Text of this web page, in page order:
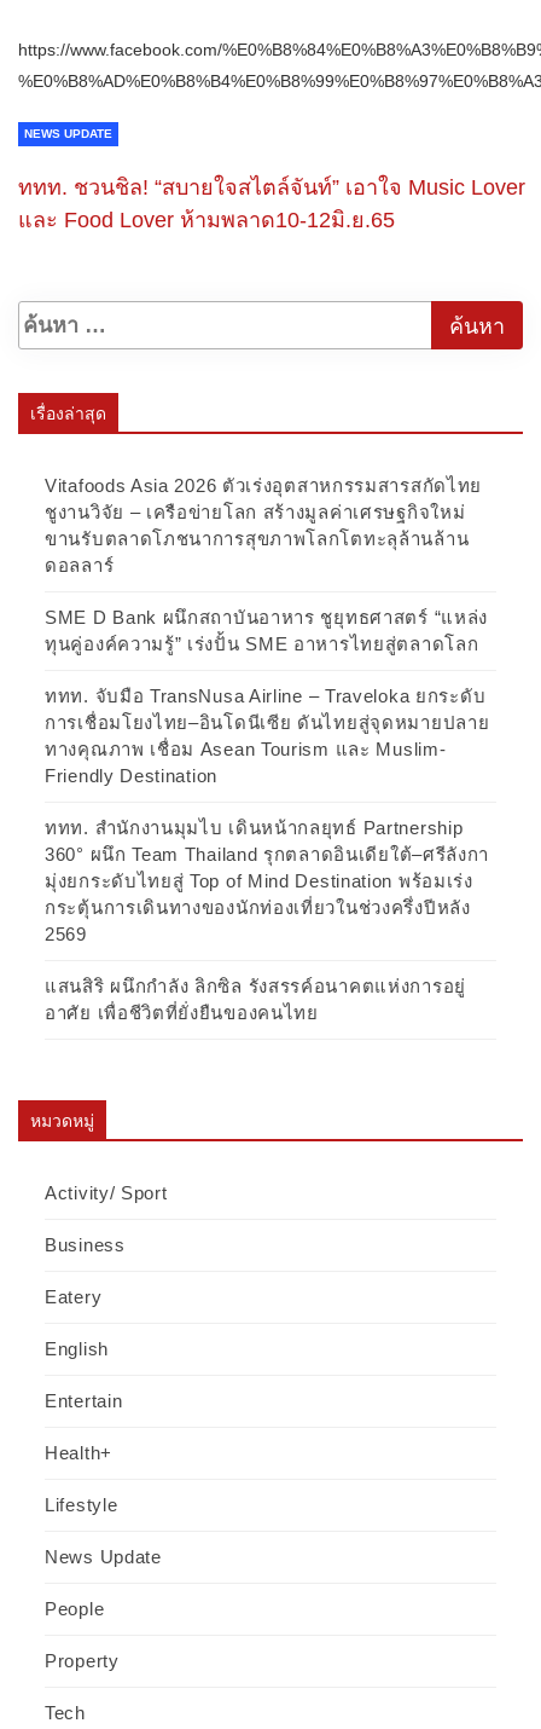
https://www.facebook.com/
NEWS UPDATE
ททท. ชวนชิล! “สบายใจสไตล์จันท์” เอาใจ Music Lover
และ Food Lover ห้า​มพลาด​​10-12มิ.​ย.65
เรื่องล่าสุด
Vitafoods Asia 2026 ตัวเร่งอุตสาหกรรมสารสกัดไทย
ชูงานวิจัย – เครือข่ายโลก สร้างมูลค่าเศรษฐกิจใหม่
ขานรับตลาดโภชนาการสุขภาพโลกโตทะลุล้านล้าน
ดอลลาร์
SME D Bank ผนึกสถาบันอาหาร ชูยุทธศาสตร์ “แหล่ง
ทุนคู่องค์ความรู้” เร่งปั้น SME อาหารไทยสู่ตลาดโลก
ททท. จับมือ TransNusa Airline – Traveloka ยกระดับ
การเชื่อมโยงไทย–อินโดนีเซีย ดันไทยสู่จุดหมายปลาย
ทางคุณภาพ เชื่อม Asean Tourism และ Muslim-
Friendly Destination
ททท. สำนักงานมุมไบ เดินหน้ากลยุทธ์ Partnership
360° ผนึก Team Thailand รุกตลาดอินเดียใต้–ศรีลังกา
มุ่งยกระดับไทยสู่ Top of Mind Destination พร้อมเร่ง
กระตุ้นการเดินทางของนักท่องเที่ยวในช่วงครึ่งปีหลัง
2569
แสนสิริ ผนึกกำลัง ลิกซิล รังสรรค์อนาคตแห่งการอยู่
อาศัย เพื่อชีวิตที่ยั่งยืนของคนไทย
หมวดหมู่
Activity/ Sport
Business
Eatery
English
Entertain
Health+
Lifestyle
News Update
People
Property
Tech